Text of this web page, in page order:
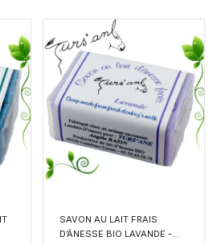
SAVON AU LAIT FRAIS
D’ÂNESSE BIO LAVANDE -